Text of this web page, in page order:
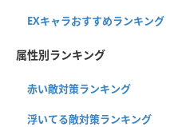
EXキャラおすすめランキング
属性別ランキング
赤い敵対策ランキング
浮いてる敵対策ランキング